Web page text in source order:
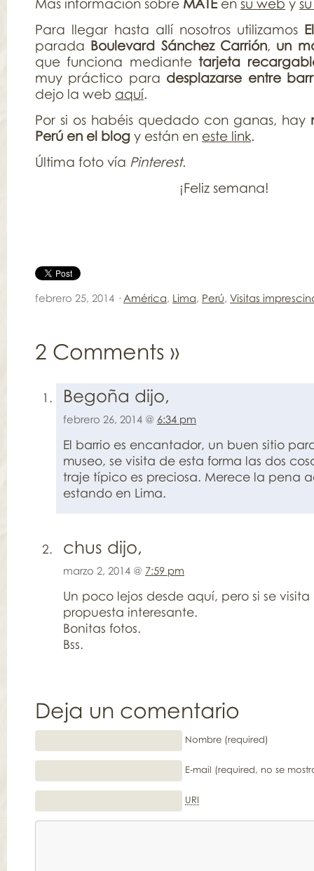
Para llegar hasta allí nosotros utilizamos
parada Boulevard Sánchez Carrión, un
que funciona mediantetarjeta
muy práctico para desplazarse entre
dejo la web aquí.
Por si os habéis quedado con ganas, hay
Perú en el blog y están en este link.
Última foto vía Pinterest.
¡Feliz semana!
febrero 25, 2014 · América, Lima, Perú, Visitas
2 Comments »
Begoña dijo,
febrero 26, 2014 @ 6:34 pm
El barrio es encantador, un buen sitio
museo, se visita de esta forma las dos
traje típico es preciosa. Merece la pena
estando en Lima.
chus dijo,
marzo 2, 2014 @ 7:59 pm
Un poco lejos desde aquí, pero si se visita
propuesta interesante.
Bonitas fotos.
Bss.
Deja un comentario
Nombre (required)
E-mail (required, no se
URI